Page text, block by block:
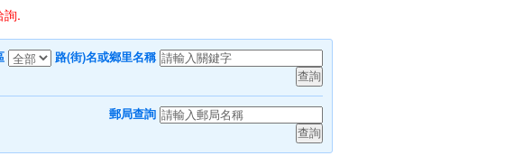
詢.
路(街)名或鄉里名稱
郵局查詢